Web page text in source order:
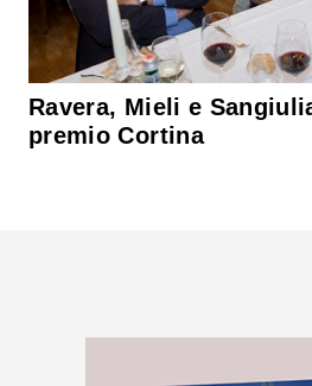
Ravera, Mieli e
premio Cortina